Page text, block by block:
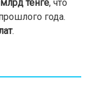
тенге, что
года.
.